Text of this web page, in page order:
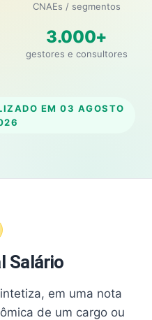
CNAEs / segmentos
3.000+
gestores e consultores
EM 03 AGOSTO
Salário
em uma nota
de um cargo ou